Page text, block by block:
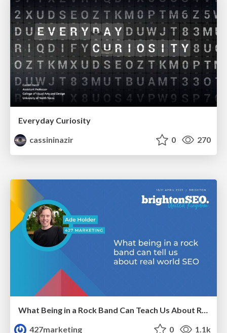
Everyday Curiosity
cassininazir
0 270
What Being in a Rock Band Can Teach Us About Real World SEO
427marketing
0 1.1k